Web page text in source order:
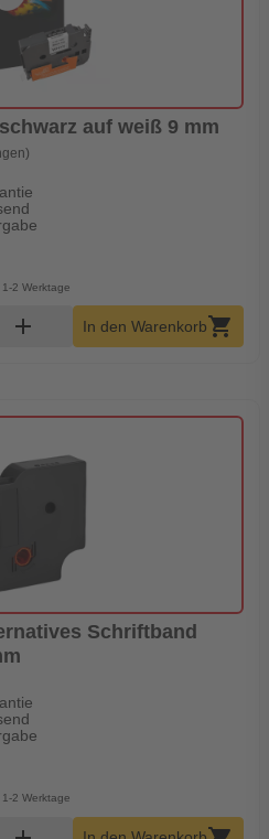
auf weiß 9 mm
2 Werktage
Menge
add In den Warenkorbshopping_cart
Schriftband
2 Werktage
Menge